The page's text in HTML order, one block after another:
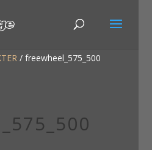
/freewheel_575_500